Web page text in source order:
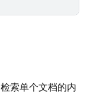
检索单个文档的内